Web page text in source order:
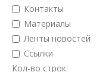
Психологические науки
Социологические науки
Контакты
Материалы
Ленты новостей
Ссылки
Кол-во строк: